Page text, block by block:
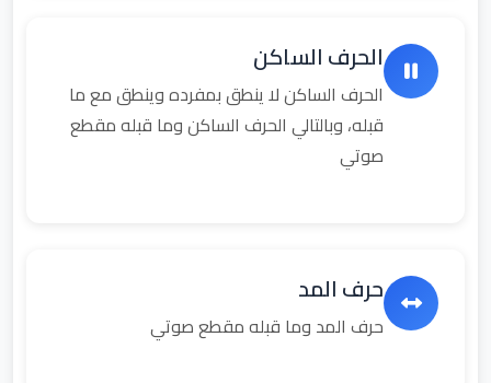
الحرف الساكن
الحرف الساكن لا ينطق بمفرده وينطق مع ما
قبله، وبالتالي الحرف الساكن وما قبله مقطع
صوتي
حرف المد
حرف المد وما قبله مقطع صوتي